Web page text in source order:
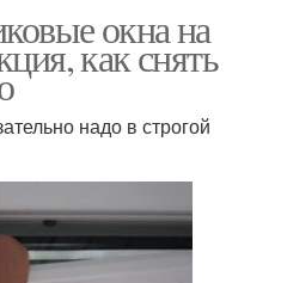
окна на
как снять
надо в строгой